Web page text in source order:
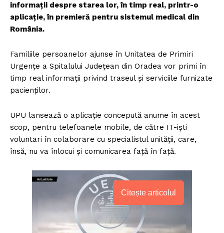
informații despre starea lor, în timp real, printr-o
aplicație, în premieră pentru sistemul medical din
România.
Familiile persoanelor ajunse în Unitatea de Primiri
Urgențe a Spitalului Județean din Oradea vor primi în
timp real informații privind traseul și serviciile furnizate
pacienților.
UPU lansează o aplicație concepută anume în acest
scop, pentru telefoanele mobile, de către IT-iști
voluntari în colaborare cu specialistul unității, care,
însă, nu va înlocui și comunicarea față în față.
Citește articolul